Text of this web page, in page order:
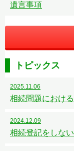
遺言事項
トピックス
2025.11.06
相続問題におけ
2024.12.09
相続登記をしな